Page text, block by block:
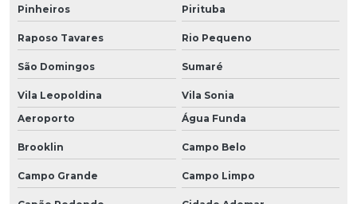
Pinheiros Pirituba
Raposo Tavares Rio Pequeno
São Domingos Sumaré
Vila Leopoldina
Vila Sonia
Aeroporto
Água Funda
Brooklin Campo Belo
Campo Grande Campo Limpo